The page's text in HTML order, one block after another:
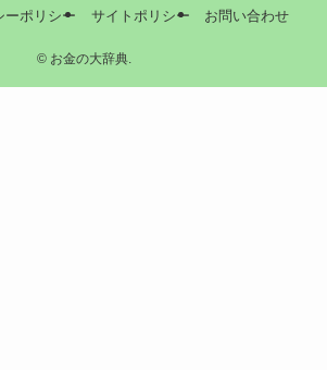
ーポリシー サイトポリシー お問い合わせ
©お金の大辞典.